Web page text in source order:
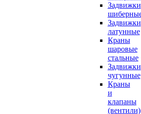
Задвижки
Задвижки
латунные
Краны
шаровые
стальные
Задвижки
чугунные
Краны
и
клапаны
(вентили)